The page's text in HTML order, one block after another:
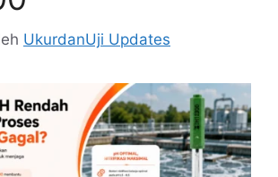
UkurdanUji Updates